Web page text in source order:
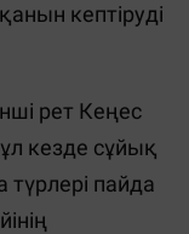
кептіруді
рет Кеңес
кезде сұйық
пайда